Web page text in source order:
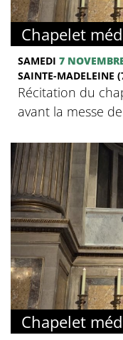
Chapelet
SAMEDI 7
SAINTE-MADELEINE
Récitation du
avant la messe
Chapelet